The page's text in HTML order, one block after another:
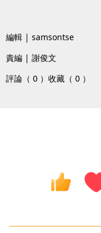
編輯 | samsontse
責編 | 謝俊文
評論（ 0 ） 收藏（ 0 ）